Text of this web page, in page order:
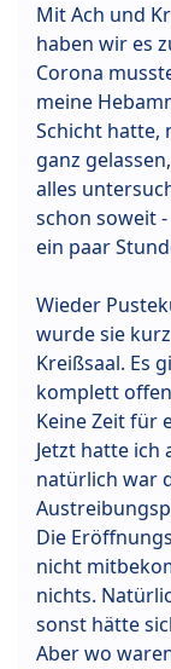
Mit Ach und
haben wir es
Corona
meine
Schicht hatte,
ganz
alles
schon soweit
ein paar
Wieder
wurde sie
Kreißsaal. Es
komplett
Keine Zeit für
Jetzt hatte ich
natürlich war
Die
nicht
nichts.
sonst hätte
Aber wo